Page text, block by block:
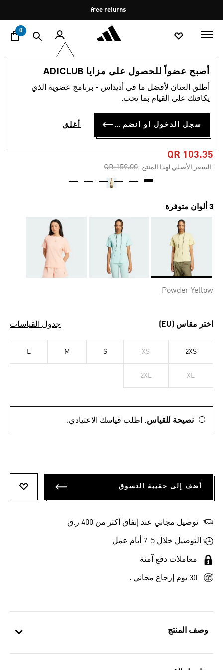
Pause
promotion
rotation
free returns
0
أصبح عضواً للحصول على مزايا ADICLUB
أطلق العنان لأفضل ما في أديداس - برنامج عضوية الذي
يكافئك على القيام بما تحب.
سجل الدخول أو انضم الآن أغلق
وصف المنتج
النساء الملابس
-35%
4.8 (30)
تيشيرت ESSENTIALS WIDE
RIB
QR 103.35
:السعر الأصلي لهذا المنتج Price reduced from
QR 159.00
to
3 ألوان متوفرة
Powder Yellow
اختر مقاس (EU) جدول القياسات
2XS
XS
S
M
L
XL
2XL
نصيحة للقياس. اطلب قياسك الاعتيادي.
أضف إلى حقيبة التسوق
توصيل مجاني عند إنفاق أكثر من 400 ر.ق
التوصيل خلال 5-7 أيام عمل
معاملات دفع آمنة